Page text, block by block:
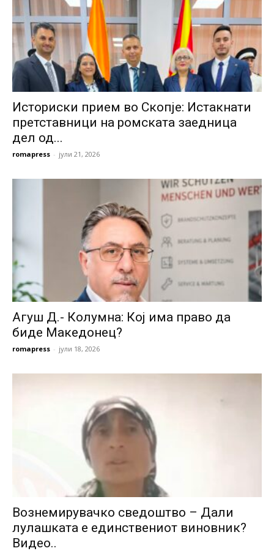
Историски прием во Скопје: Истакнати
претставници на ромската заедница
дел од...
romapress - јули 21, 2026
Агуш Д.- Колумна: Кој има право да
биде Македонец?
romapress - јули 18, 2026
Вознемирувачко сведоштво – Дали
лулашката е единствениот виновник?
Видео..